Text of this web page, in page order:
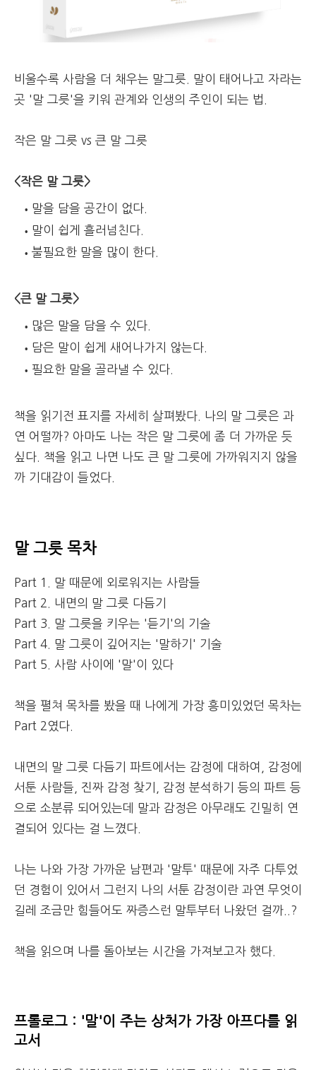
비울수록 사람을 더 채우는 말그릇. 말이 태어나고 자라는
곳 '말 그릇'을 키워 관계와 인생의 주인이 되는 법.
작은 말 그릇 vs 큰 말 그릇
<작은 말 그릇>
말을 담을 공간이 없다.
말이 쉽게 흘러넘친다.
불필요한 말을 많이 한다.
<큰 말 그릇>
많은 말을 담을 수 있다.
담은 말이 쉽게 새어나가지 않는다.
필요한 말을 골라낼 수 있다.
책을 읽기전 표지를 자세히 살펴봤다. 나의 말 그릇은 과
연 어떨까? 아마도 나는 작은 말 그릇에 좀 더 가까운 듯
싶다. 책을 읽고 나면 나도 큰 말 그릇에 가까워지지 않을
까 기대감이 들었다.
말 그릇 목차
Part 1. 말 때문에 외로워지는 사람들
Part 2. 내면의 말 그릇 다듬기
Part 3. 말 그릇을 키우는 '듣기'의 기술
Part 4. 말 그릇이 깊어지는 '말하기' 기술
Part 5. 사람 사이에 '말'이 있다
책을 펼쳐 목차를 봤을 때 나에게 가장 흥미있었던 목차는
Part 2였다.
내면의 말 그릇 다듬기 파트에서는 감정에 대하여, 감정에
서툰 사람들, 진짜 감정 찾기, 감정 분석하기 등의 파트 등
으로 소분류 되어있는데 말과 감정은 아무래도 긴밀히 연
결되어 있다는 걸 느꼈다.
나는 나와 가장 가까운 남편과 '말투' 때문에 자주 다투었
던 경험이 있어서 그런지 나의 서툰 감정이란 과연 무엇이
길레 조금만 힘들어도 짜증스런 말투부터 나왔던 걸까..?
책을 읽으며 나를 돌아보는 시간을 가져보고자 했다.
프롤로그 : '말'이 주는 상처가 가장 아프다를 읽
고서